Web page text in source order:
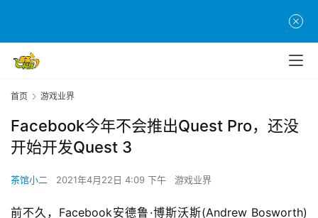
首页 游戏业界
Facebook今年不会推出Quest Pro，还没
开始开发Quest 3
茶馆小二 2021年4月22日 4:09 下午 游戏业界
前不久，Facebook安德鲁·博斯沃斯(Andrew Bosworth)